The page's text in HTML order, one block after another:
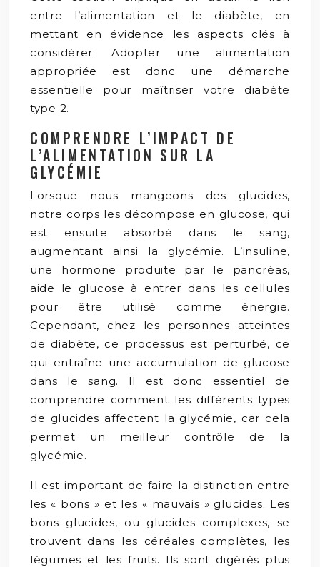
entre l’alimentation et le diabète, en
mettant en évidence les aspects clés à
considérer. Adopter une alimentation
appropriée est donc une démarche
essentielle pour maîtriser votre diabète
type 2.
COMPRENDRE L’IMPACT DE
L’ALIMENTATION SUR LA
GLYCÉMIE
Lorsque nous mangeons des glucides,
notre corps les décompose en glucose, qui
est ensuite absorbé dans le sang,
augmentant ainsi la glycémie. L’insuline,
une hormone produite par le pancréas,
aide le glucose à entrer dans les cellules
pour être utilisé comme énergie.
Cependant, chez les personnes atteintes
de diabète, ce processus est perturbé, ce
qui entraîne une accumulation de glucose
dans le sang. Il est donc essentiel de
comprendre comment les différents types
de glucides affectent la glycémie, car cela
permet un meilleur contrôle de la
glycémie.
Il est important de faire la distinction entre
les « bons » et les « mauvais » glucides. Les
bons glucides, ou glucides complexes, se
trouvent dans les céréales complètes, les
légumes et les fruits. Ils sont digérés plus